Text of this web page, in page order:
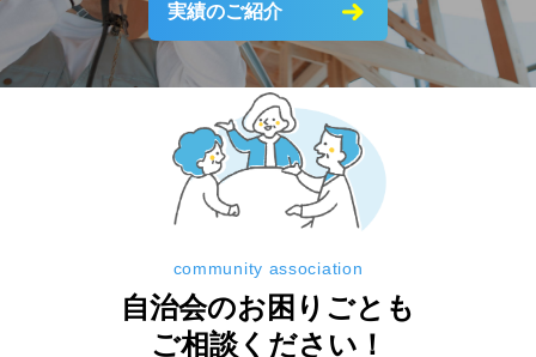
実績のご紹介
community association
自治会のお困りごとも
ご相談ください！